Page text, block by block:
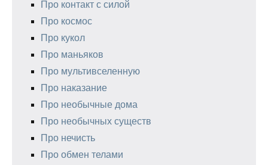
Про контакт с силой
Про космос
Про кукол
Про маньяков
Про мультивселенную
Про наказание
Про необычные дома
Про необычных существ
Про нечисть
Про обмен телами